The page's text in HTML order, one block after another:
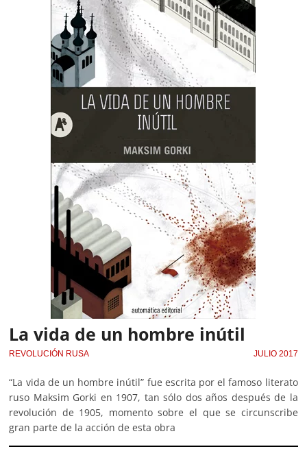
La vida de un hombre inútil
REVOLUCIÓN RUSA JULIO 2017
“La vida de un hombre inútil” fue escrita por el famoso literato
ruso Maksim Gorki en 1907, tan sólo dos años después de la
revolución de 1905, momento sobre el que se circunscribe
gran parte de la acción de esta obra